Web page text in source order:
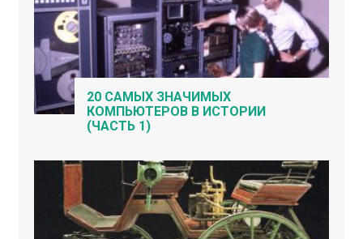
20 САМЫХ ЗНАЧИМЫХ
КОМПЬЮТЕРОВ В ИСТОРИИ
(ЧАСТЬ 1)